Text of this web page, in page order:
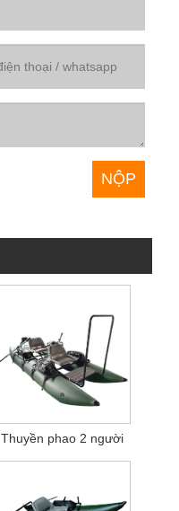
Thuyền phao 2 người